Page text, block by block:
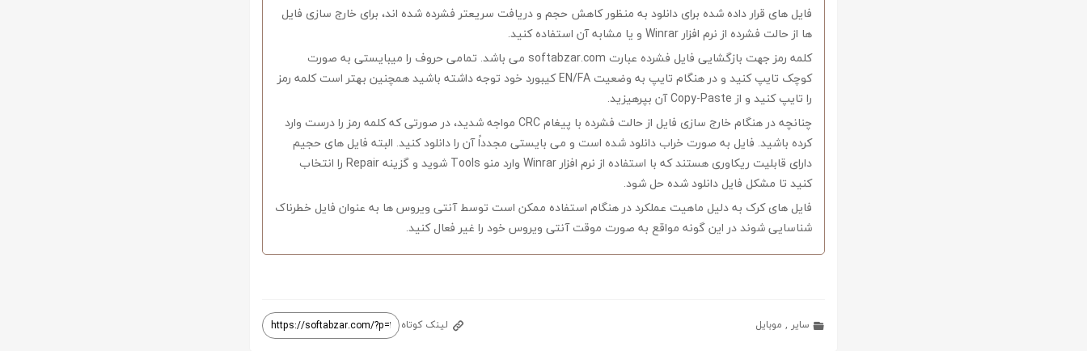
فایل های قرار داده شده برای دانلود به منظور کاهش حجم و دریافت سریعتر فشرده شده اند، برای خارج سازی فایل
ها از حالت فشرده از نرم افزار Winrar و یا مشابه آن استفاده کنید.
کلمه رمز جهت بازگشایی فایل فشرده عبارت softabzar.com می باشد. تمامی حروف را میبایستی به صورت
کوچک تایپ کنید و در هنگام تایپ به وضعیت EN/FA کیبورد خود توجه داشته باشید همچنین بهتر است کلمه رمز
را تایپ کنید و از Copy-Paste آن بپرهیزید.
چنانچه در هنگام خارج سازی فایل از حالت فشرده با پیغام CRC مواجه شدید، در صورتی که کلمه رمز را درست وارد
کرده باشید. فایل به صورت خراب دانلود شده است و می بایستی مجدداً آن را دانلود کنید. البته فایل های حجیم
دارای قابلیت ریکاوری هستند که با استفاده از نرم افزار Winrar وارد منو Tools شوید و گزینه Repair را انتخاب
کنید تا مشکل فایل دانلود شده حل شود.
فایل های کرک به دلیل ماهیت عملکرد در هنگام استفاده ممکن است توسط آنتی ویروس ها به عنوان فایل خطرناک
شناسایی شوند در این گونه مواقع به صورت موقت آنتی ویروس خود را غیر فعال کنید.
سایر , موبایل لینک کوتاه